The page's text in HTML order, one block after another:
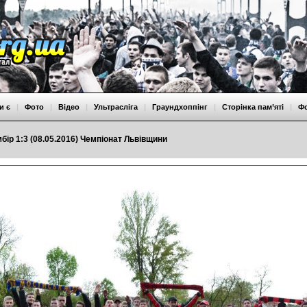
1:3 (08.05.2016) Чемпіонат Львівщини
є | Фото | Відео | Ультрасліга | Граундхоппінг | Сторінка пам’яті |